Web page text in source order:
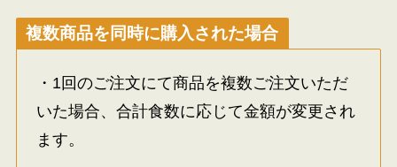
複数商品を同時に購入された場合
・1回のご注文にて商品を複数ご注文いただ
いた場合、合計食数に応じて金額が変更され
ます。